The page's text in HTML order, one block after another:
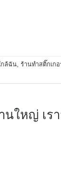
กล้ฉัน, ร้านทำสติ๊กเกอ
นใหญ่ เร